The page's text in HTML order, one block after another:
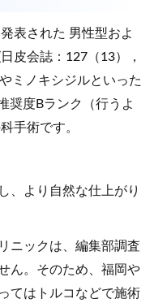
表された 男性型およ
皮会誌：127（13），
ミノキシジルといった
奨度Bランク（行うよ
手術です。
、より自然な仕上がり
ニックは、編集部調査
ん。そのため、福岡や
てはトルコなどで施術